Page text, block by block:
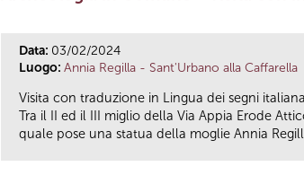
Data: 03/02/2024
Luogo: Annia Regilla - Sant'Urbano alla Caffarella
Visita con traduzione in Lingua dei segni
Tra il II ed il III miglio della Via Appia Erode
quale pose una statua della moglie Annia